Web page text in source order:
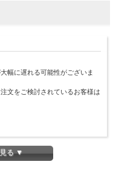
幅に遅れる可能性がございま
文をご検討されているお客様は
が見えないシークレット袋と
る ▼